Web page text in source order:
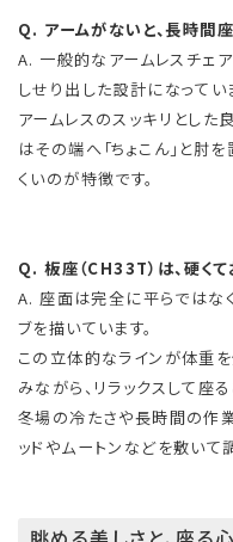
Q. アームがないと、長時間
A. 一般的なアームレスチェ
しせり出した設計になってい
アームレスのスッキリとした
はその端へ「ちょこん」と肘
くいのが特徴です。
Q. 板座（CH33T）は、硬く
A. 座面は完全に平らではな
ブを描いています。
この立体的なラインが体重
みながら、リラックスして座る
冬場の冷たさや長時間の作
ッドやムートンなどを敷いて